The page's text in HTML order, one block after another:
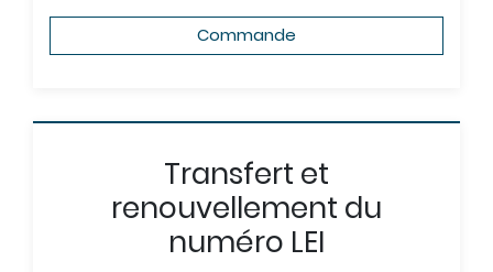
Commande
Transfert et
renouvellement du
numéro LEI